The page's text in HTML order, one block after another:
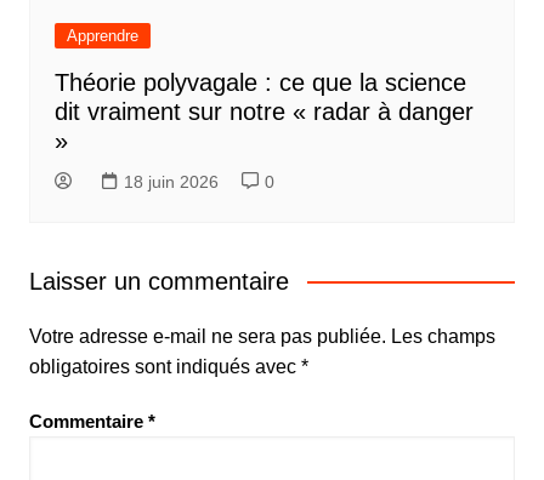
Apprendre
Théorie polyvagale : ce que la science
dit vraiment sur notre « radar à danger
»
18 juin 2026 0
Laisser un commentaire
Votre adresse e-mail ne sera pas publiée. Les champs
obligatoires sont indiqués avec *
Commentaire *